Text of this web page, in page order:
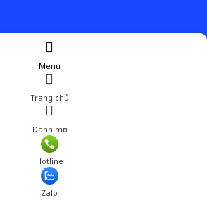
Menu
Trang chủ
Danh mục
Hotline
Zalo